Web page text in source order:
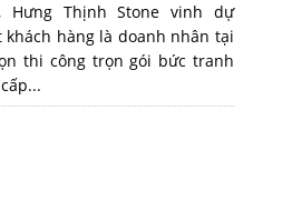
Hưng Thịnh Stone vinh dự
khách hàng là doanh nhân tại
thi công trọn gói bức tranh